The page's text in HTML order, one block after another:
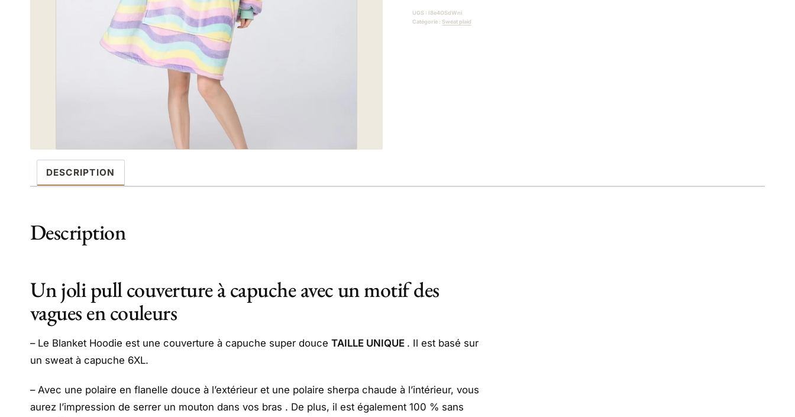
vague
UGS : I8e4OSdWni
Catégorie : Sweat plaid
DESCRIPTION
Description
Un joli pull couverture à capuche avec un motif des
vagues en couleurs
– Le Blanket Hoodie est une couverture à capuche super douce TAILLE UNIQUE . Il est basé sur
un sweat à capuche 6XL.
– Avec une polaire en flanelle douce à l’extérieur et une polaire sherpa chaude à l’intérieur, vous
aurez l’impression de serrer un mouton dans vos bras . De plus, il est également 100 % sans